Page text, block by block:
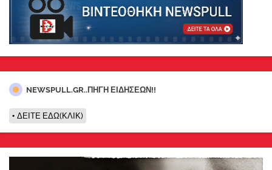
NEWSPULL.GR..ΠΗΓΗ ΕΙΔΗΣΕΩΝ!!
ΔΕΙΤΕ ΕΔΩ(ΚΛΙΚ)